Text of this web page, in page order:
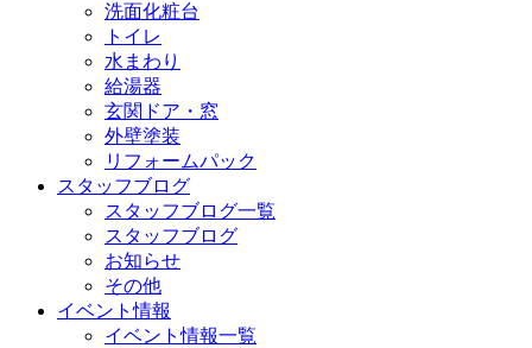
洗面化粧台
トイレ
水まわり
給湯器
玄関ドア・窓
外壁塗装
リフォームパック
スタッフブログ
スタッフブログ一覧
スタッフブログ
お知らせ
その他
イベント情報
イベント情報一覧